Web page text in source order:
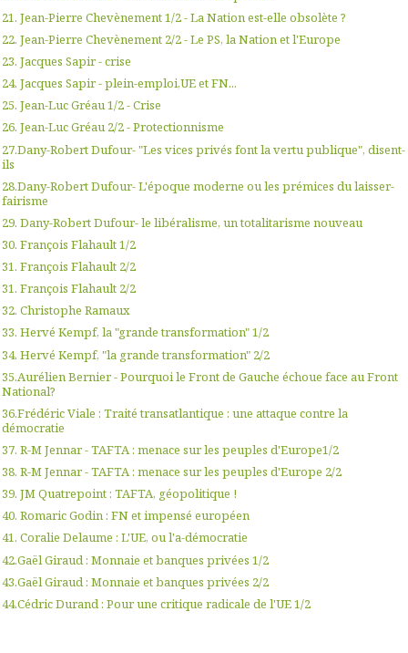
21. Jean-Pierre Chevènement 1/2 - La Nation est-elle obsolète ?
22. Jean-Pierre Chevènement 2/2 - Le PS, la Nation et l'Europe
23. Jacques Sapir - crise
24. Jacques Sapir - plein-emploi,UE et FN...
25. Jean-Luc Gréau 1/2 - Crise
26. Jean-Luc Gréau 2/2 - Protectionnisme
27.Dany-Robert Dufour- "Les vices privés font la vertu publique", disent-
ils
28.Dany-Robert Dufour- L'époque moderne ou les prémices du laisser-
fairisme
29. Dany-Robert Dufour- le libéralisme, un totalitarisme nouveau
30. François Flahault 1/2
31. François Flahault 2/2
31. François Flahault 2/2
32. Christophe Ramaux
33. Hervé Kempf, la "grande transformation" 1/2
34. Hervé Kempf, "la grande transformation" 2/2
35.Aurélien Bernier - Pourquoi le Front de Gauche échoue face au Front
National?
36.Frédéric Viale : Traité transatlantique : une attaque contre la
démocratie
37. R-M Jennar - TAFTA : menace sur les peuples d'Europe1/2
38. R-M Jennar - TAFTA : menace sur les peuples d'Europe 2/2
39. JM Quatrepoint : TAFTA, géopolitique !
40. Romaric Godin : FN et impensé européen
41. Coralie Delaume : L'UE, ou l'a-démocratie
42.Gaël Giraud : Monnaie et banques privées 1/2
43.Gaël Giraud : Monnaie et banques privées 2/2
44.Cédric Durand : Pour une critique radicale de l'UE 1/2